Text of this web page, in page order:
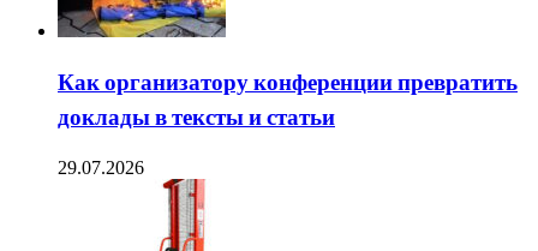
Как организатору конференции превратить
доклады в тексты и статьи
29.07.2026